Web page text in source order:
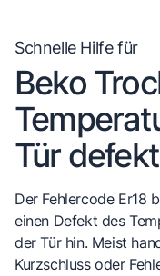
Schnelle Hilfe für
Beko
Tür defekt
Der Fehlercode Er18
einen Defekt des
der Tür hin. Meist
Kurzschluss oder